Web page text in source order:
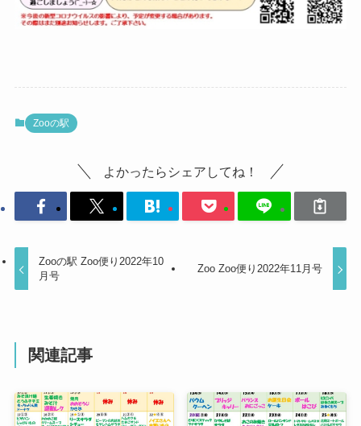
Zooの駅
よかったらシェアしてね！
Zooの駅 Zoo便り2022年10
月号
Zoo Zoo便り2022年11月号
関連記事